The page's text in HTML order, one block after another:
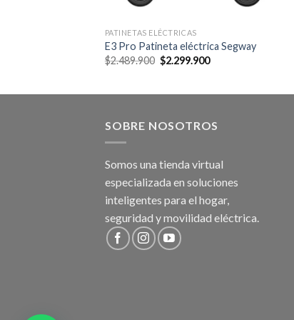
PATINETAS ELÉCTRICAS
E3 Pro Patineta eléctrica Segway
$2.489.900 Original
price
$2.299.900Current
SOBRE NOSOTROS
Somos una tienda virtual
especializada en soluciones
inteligentes para el hogar,
seguridad y movilidad eléctrica.